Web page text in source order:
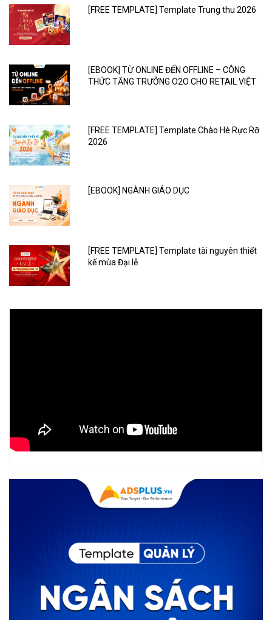
[FREE TEMPLATE] Template Trung thu 2026
[EBOOK] TỪ ONLINE ĐẾN OFFLINE – CÔNG
THỨC TĂNG TRƯỞNG O2O CHO RETAIL VIỆT
[FREE TEMPLATE] Template Chào Hè Rực Rỡ
2026
[EBOOK] NGÀNH GIÁO DỤC
[FREE TEMPLATE] Template tài nguyên thiết
kế mùa Đại lễ